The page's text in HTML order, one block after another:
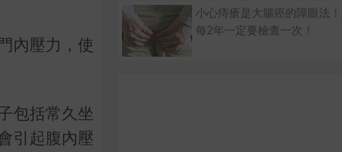
內壓力，使
包括常久坐
引起腹內壓
小心痔瘡是大腸癌的障眼法
每2年一定要檢查一次！